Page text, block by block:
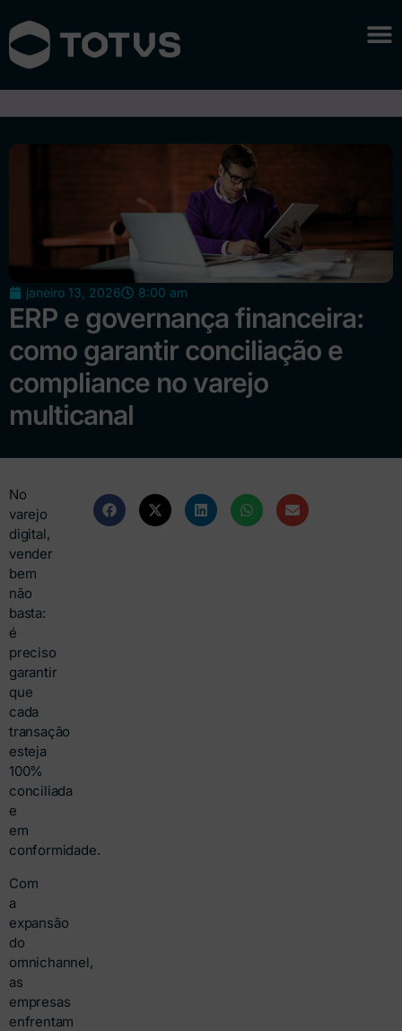
janeiro 13, 2026 8:00 am
ERP e governança financeira:
como garantir conciliação e
compliance no varejo
multicanal
No
varejo
digital,
vender
bem
não
basta:
é
preciso
garantir
que
cada
transação
esteja
100%
conciliada
e
em
conformidade.
Com
a
expansão
do
omnichannel,
as
empresas
enfrentam